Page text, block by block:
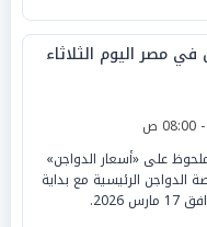
مصر اليوم الثلاثاء
على «أسعار الدواجن»
الدواجن الرئيسية مع بداية